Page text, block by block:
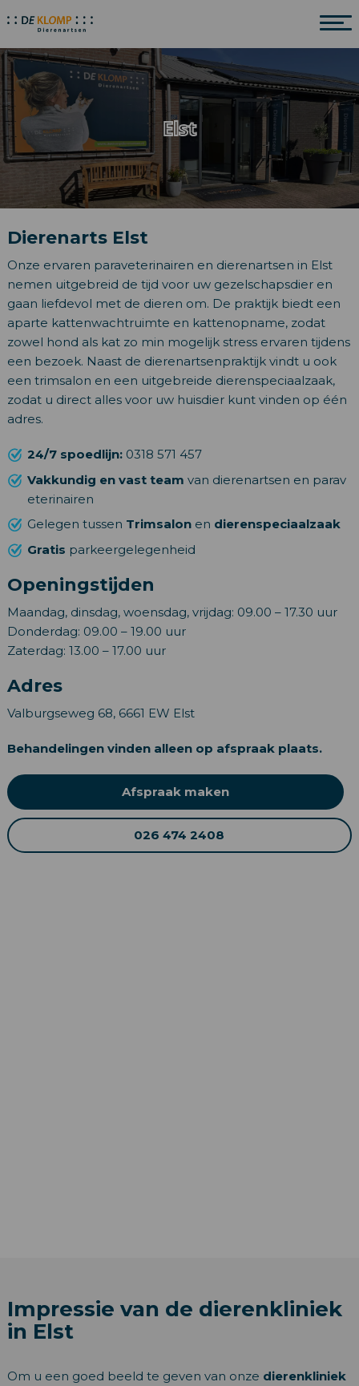
Elst
Dierenarts Elst
Onze ervaren paraveterinairen en dierenartsen in Elst
nemen uitgebreid de tijd voor uw gezelschapsdier en
gaan liefdevol met de dieren om. De praktijk biedt een
aparte kattenwachtruimte en kattenopname, zodat
zowel hond als kat zo min mogelijk stress ervaren tijdens
een bezoek. Naast de dierenartsenpraktijk vindt u ook
een trimsalon en een uitgebreide dierenspeciaalzaak,
zodat u direct alles voor uw huisdier kunt vinden op één
adres.
24/7 spoedlijn:0318 571 457
Vakkundig en vast team van dierenartsen en parav
eterinairen
Gelegen tussen Trimsalon en dierenspeciaalzaak
Gratis parkeergelegenheid
Openingstijden
Maandag, dinsdag, woensdag, vrijdag: 09.00 – 17.30 uur
Donderdag: 09.00 – 19.00 uur
Zaterdag: 13.00 – 17.00 uur
Adres
Valburgseweg 68, 6661 EW Elst
Behandelingen vinden alleen op afspraak plaats.
Afspraak maken
026 474 2408
Impressie van de dierenkliniek
in Elst
Om u een goed beeld te geven van onze dierenkliniek